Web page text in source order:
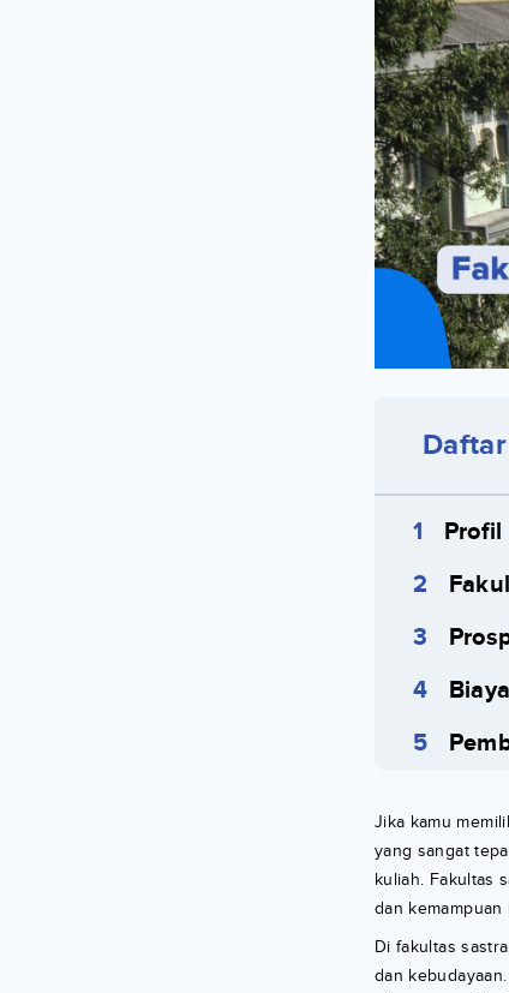
Profil
Jika kamu
yang sangat
kuliah. Fakultas
dan kemampuan
Di fakultas
dan